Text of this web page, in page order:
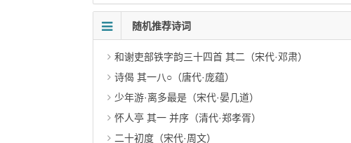
随机推荐诗词
和谢吏部铁字韵三十四首 其二（宋代·邓肃）
诗偈 其一八○（唐代·庞蕴）
少年游·离多最是（宋代·晏几道）
怀人亭 其一 并序（清代·郑孝胥）
二十初度（宋代·周文）